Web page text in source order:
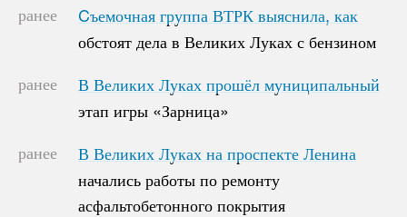
ранее
Cъемочная группа ВТРК выяснила, как
обстоят дела в Великих Луках с бензином
Cъемочная группа ВТРК выяснила, как
обстоят дела в Великих Луках с бензином
ранее
В Великих Луках прошёл муниципальный
этап игры «Зарница»
В Великих Луках прошёл муниципальный
этап игры «Зарница»
ранее
В Великих Луках на проспекте Ленина
начались работы по ремонту
асфальтобетонного покрытия
В Великих Луках на проспекте Ленина
начались работы по ремонту
асфальтобетонного покрытия